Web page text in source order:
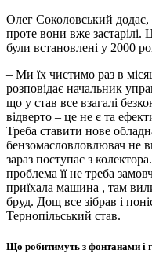
Олег Соколовський додає,
проте вони вже застарілі.
були встановлені у 2000
– Ми їх чистимо раз в
розповідає начальник
що у став все взагалі
відверто – це не є та
Треба ставити нове
бензомасловловлювач не
зараз поступає з
проблема її не треба
приїхала машина , там
бруд. Дощ все зібрав і
Тернопільський став.
Що робитимуть з фонтанами і